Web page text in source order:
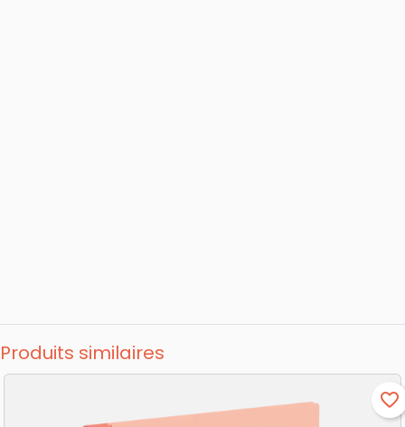
Produits similaires
favorite_border